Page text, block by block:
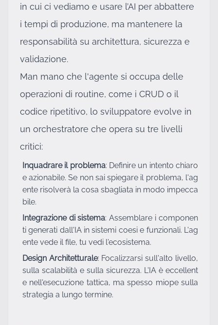
in cui ci vediamo e usare l’AI per abbattere
i tempi di produzione, ma mantenere la
responsabilità su architettura, sicurezza e
validazione.
Man mano che l'agente si occupa delle
operazioni di routine, come i CRUD o il
codice ripetitivo, lo sviluppatore evolve in
un orchestratore che opera su tre livelli
critici:
Inquadrare il problema: Definire un intento chiaro
e azionabile. Se non sai spiegare il problema, l'ag
ente risolverà la cosa sbagliata in modo impecca
bile.
Integrazione di sistema: Assemblare i componen
ti generati dall'IA in sistemi coesi e funzionali. L'ag
ente vede il file, tu vedi l'ecosistema.
Design Architetturale: Focalizzarsi sull'alto livello,
sulla scalabilità e sulla sicurezza. L'IA è eccellent
e nell'esecuzione tattica, ma spesso miope sulla
strategia a lungo termine.